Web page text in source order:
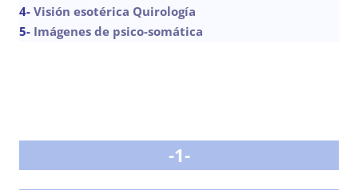
4- Visión esotérica Quirología
5- Imágenes de psico-somática
-1-